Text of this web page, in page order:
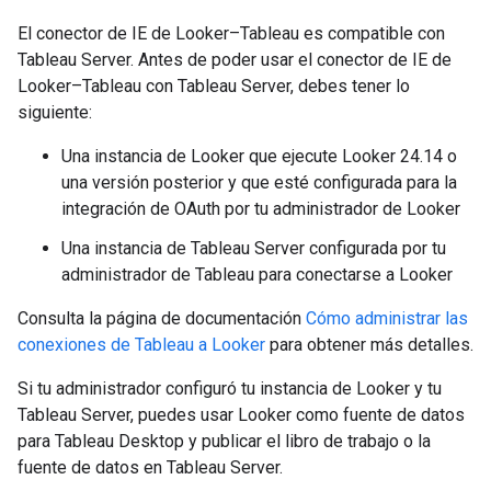
El conector de IE de Looker–Tableau es compatible con
Tableau Server. Antes de poder usar el conector de IE de
Looker–Tableau con Tableau Server, debes tener lo
siguiente:
Una instancia de Looker que ejecute Looker 24.14 o
una versión posterior y que esté configurada para la
integración de OAuth por tu administrador de Looker
Una instancia de Tableau Server configurada por tu
administrador de Tableau para conectarse a Looker
Consulta la página de documentación Cómo administrar las
conexiones de Tableau a Looker para obtener más detalles.
Si tu administrador configuró tu instancia de Looker y tu
Tableau Server, puedes usar Looker como fuente de datos
para Tableau Desktop y publicar el libro de trabajo o la
fuente de datos en Tableau Server.